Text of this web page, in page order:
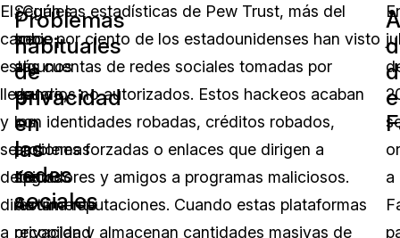
El
cambio
está
llegando,
y
se
debe
directamente
a
Problemas
habituales
de
privacidad
en
las
redes
sociales
¿Cuáles
son
algunos
de
los
problemas
típicos
de
privacidad
Según las estadísticas de Pew Trust, más del
trece por ciento de los estadounidenses han visto
sus cuentas de redes sociales tomadas por
usuarios no autorizados. Estos hackeos acaban
con identidades robadas, créditos robados,
acciones forzadas o enlaces que dirigen a
seguidores y amigos a programas maliciosos.
Arruina reputaciones. Cuando estas plataformas
recopilan y almacenan cantidades masivas de
a